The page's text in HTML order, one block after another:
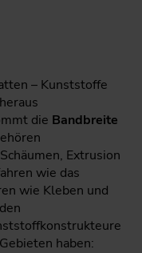
– Kunststoffe
heraus
die Bandbreite
Extrusion
wie das
wie Kleben und
haben: